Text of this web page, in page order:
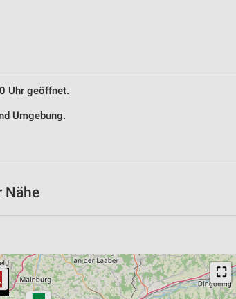
Uhr geöffnet.
Umgebung.
Nähe
⛶